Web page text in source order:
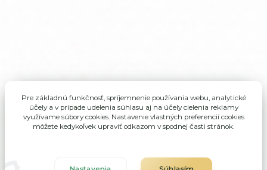
Pre základnú funkčnosť, spríjemnenie používania webu, analytické
účely a v prípade udelenia súhlasu aj na účely cielenia reklamy
využívame súbory cookies. Nastavenie vlastných preferencií cookies
môžete kedykoľvek upraviť odkazom v spodnej časti stránok.